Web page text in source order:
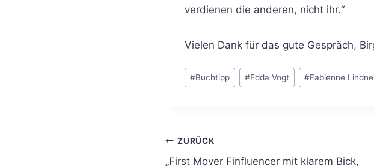
verdienen die anderen, nicht ihr.“
Vielen Dank für das gute Gespräch,
Schlagworte:
#Buchtipp #Edda Vogt #Fabienne
Beitragsnavigation
ZURÜCK
„First Mover Finfluencer mit klarem Bick,